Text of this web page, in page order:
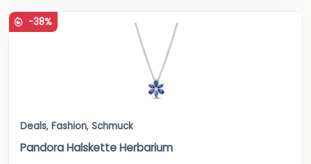
-38%
Deals, Fashion, Schmuck
Pandora Halskette Herbarium